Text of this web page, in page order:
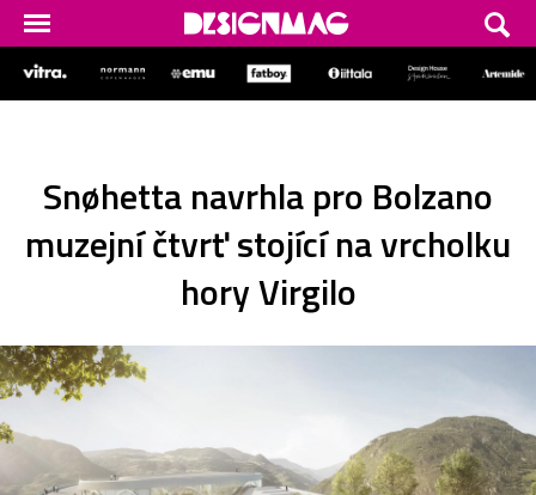
Snøhetta navrhla pro Bolzano
muzejní čtvrť stojící na vrcholku
hory Virgilo